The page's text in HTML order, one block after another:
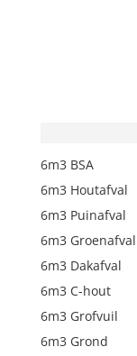
6m3 BSA
6m3 Houtafval
6m3 Puinafval
6m3 Groenafval
6m3 Dakafval
6m3 C-hout
6m3 Grofvuil
6m3 Grond